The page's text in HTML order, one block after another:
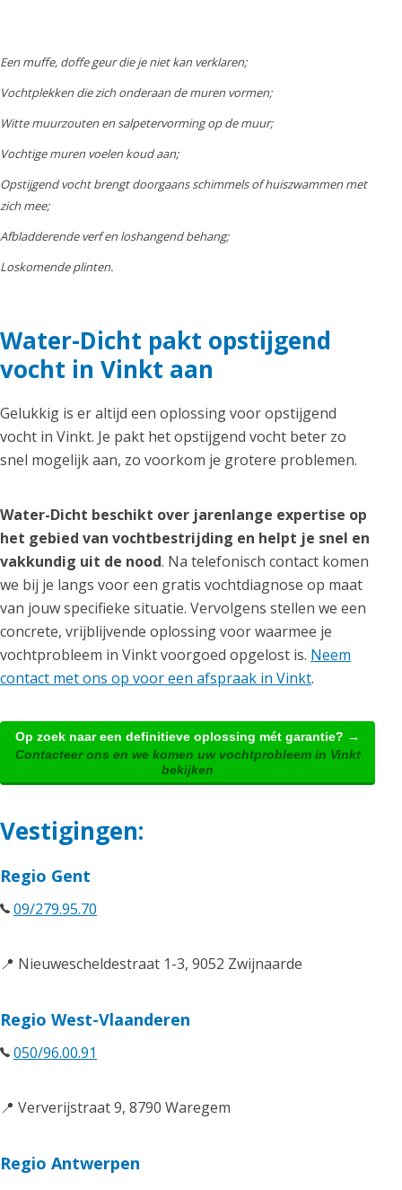
Een muffe, doffe geur die je niet kan verklaren;
Vochtplekken die zich onderaan de muren vormen;
Witte muurzouten en salpetervorming op de muur;
Vochtige muren voelen koud aan;
Opstijgend vocht brengt doorgaans schimmels of huiszwammen met
zich mee;
Afbladderende verf en loshangend behang;
Loskomende plinten.
Water-Dicht pakt opstijgend
vocht in Vinkt aan
Gelukkig is er altijd een oplossing voor opstijgend
vocht in Vinkt. Je pakt het opstijgend vocht beter zo
snel mogelijk aan, zo voorkom je grotere problemen.
Water-Dicht beschikt over jarenlange expertise op
het gebied van vochtbestrijding en helpt je snel en
vakkundig uit de nood. Na telefonisch contact komen
we bij je langs voor een gratis vochtdiagnose op maat
van jouw specifieke situatie. Vervolgens stellen we een
concrete, vrijblijvende oplossing voor waarmee je
vochtprobleem in Vinkt voorgoed opgelost is. Neem
contact met ons op voor een afspraak in Vinkt.
Op zoek naar een definitieve oplossing mét garantie? →
Contacteer ons en we komen uw vochtprobleem in Vinkt
bekijken
Vestigingen:
Regio Gent
09/279.95.70
📍 Nieuwescheldestraat 1-3, 9052 Zwijnaarde
Regio West-Vlaanderen
050/96.00.91
📍 Ververijstraat 9, 8790 Waregem
Regio Antwerpen